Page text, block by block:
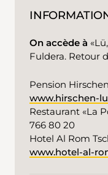
On accède à
Fuldera. Retour
Pension
www.hirschen-
Restaurant «La
766 80 20
Hotel Al Rom
www.hotel-al-